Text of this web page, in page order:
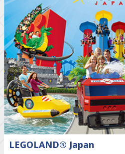
LEGOLAND® Japan